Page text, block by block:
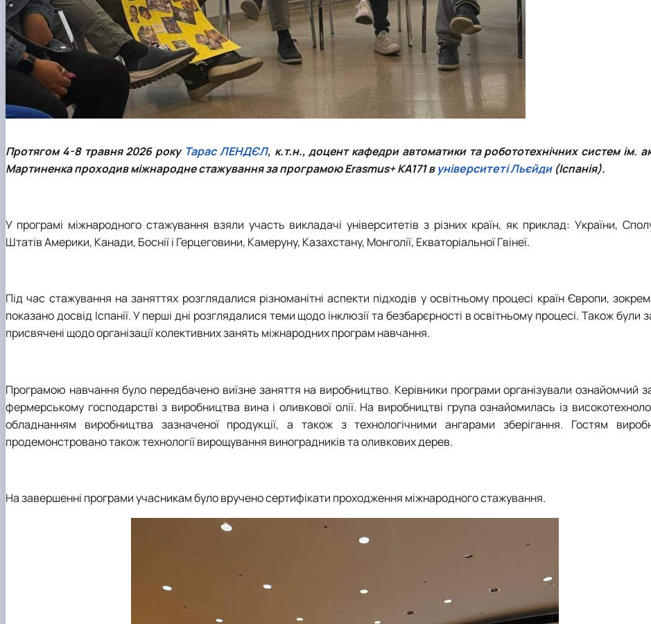
Протягом 4-8 травня 2026 року Тарас ЛЕНДЄЛ, к.т.н., доцент кафедри автоматики та робототехнічних систем ім.
Мартиненка проходив міжнародне стажування за програмою Erasmus+ KA171 вуніверситеті Льєйди(Іспанія).
У програмі міжнародного стажування взяли участь викладачі університетів з різних країн, як приклад: України,
Штатів Америки, Канади, Боснії і Герцеговини, Камеруну, Казахстану, Монголії, Екваторіальної Гвінеї.
Під час стажування на заняттях розглядалися різноманітні аспекти підходів у освітньому процесі країн Європи,
показано досвід Іспанії. У перші дні розглядалися теми щодо інклюзії та безбарєрності в освітньому процесі. Також були
присвячені щодо організації колективних занять міжнародних програм навчання.
Програмою навчання було передбачено виїзне заняття на виробництво. Керівники програми організували ознайомчий
фермерському господарстві з виробництва вина і оливкової олії. На виробництві група ознайомилась із
обладнанням виробництва зазначеної продукції, а також з технологічними ангарами зберігання. Гостям
продемонстровано також технології вирощування виноградників та оливкових дерев.
На завершенні програми учасникам було вручено сертифікати проходження міжнародного стажування.